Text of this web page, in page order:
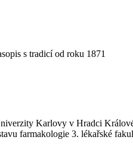
s tradicí od roku 1871
Karlovy v Hradci
farmakologie 3. lékařské